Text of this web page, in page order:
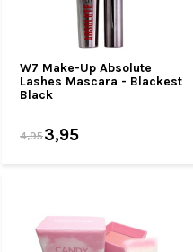
W7 Make-Up Absolute
Lashes Mascara - Blackest
Black
4,953,95